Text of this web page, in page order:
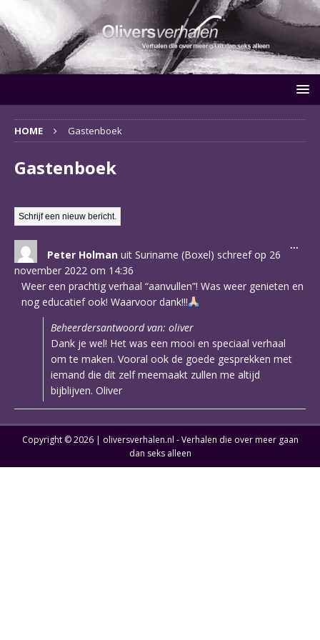
HOME Gastenboek
Gastenboek
Peter Holman uit Suriname (Boxel) schreef op 26
november 2022 om 14:36
Weer een prachtig verhaal “aanvullen”! Was weer genieten en
nog educatief ook! Waarvoor dank!!!
Beheerdersantwoord van: oliver
Dank je wel! Het was een mooi en speciaal verhaal
om te maken. Vooral ook de goede gesprekken met
iemand die dit zelf meemaakt zullen me altijd
bijblijven. Oliver
...
Copyright © 2026 | oliversverhalen.nl - Verhalen die over meer gaan
dan seks alleen